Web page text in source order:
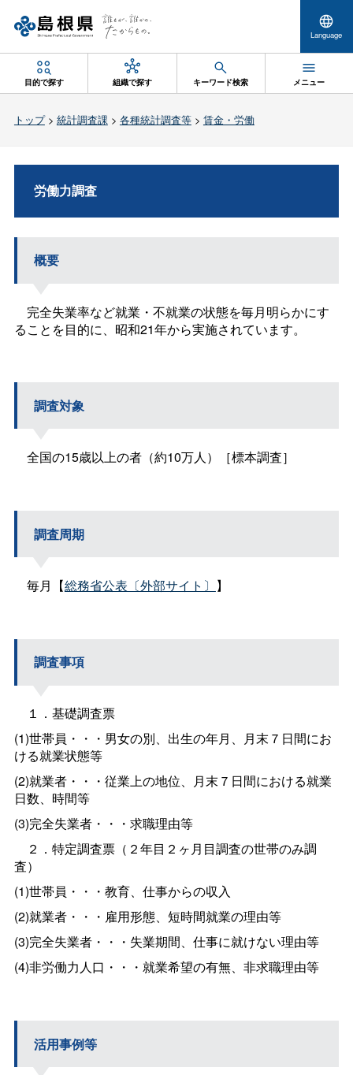
Language
目的で探す 組織で探す キーワード検索 メニュー
トップ> 統計調査課> 各種統計調査等> 賃金・労働
労働力調査
概要
完全失業率など就業・不就業の状態を毎月明らかにす
ることを目的に、昭和21年から実施されています。
調査対象
全国の15歳以上の者（約10万人）［標本調査］
調査周期
毎月【総務省公表〔外部サイト〕 】
調査事項
１．基礎調査票
(1)世帯員・・・男女の別、出生の年月、月末７日間にお
ける就業状態等
(2)就業者・・・従業上の地位、月末７日間における就業
日数、時間等
(3)完全失業者・・・求職理由等
２．特定調査票（２年目２ヶ月目調査の世帯のみ調
査）
(1)世帯員・・・教育、仕事からの収入
(2)就業者・・・雇用形態、短時間就業の理由等
(3)完全失業者・・・失業期間、仕事に就けない理由等
(4)非労働力人口・・・就業希望の有無、非求職理由等
活用事例等